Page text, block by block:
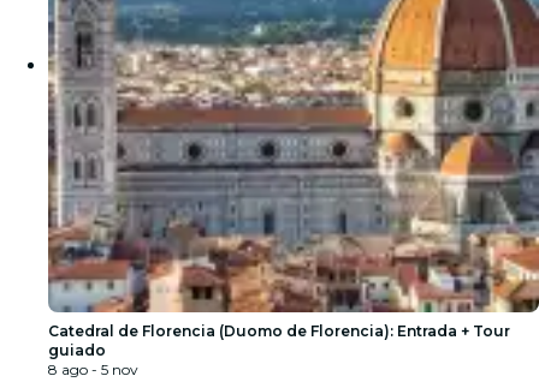
Catedral de Florencia (Duomo de Florencia): Entrada + Tour
guiado
8 ago - 5 nov